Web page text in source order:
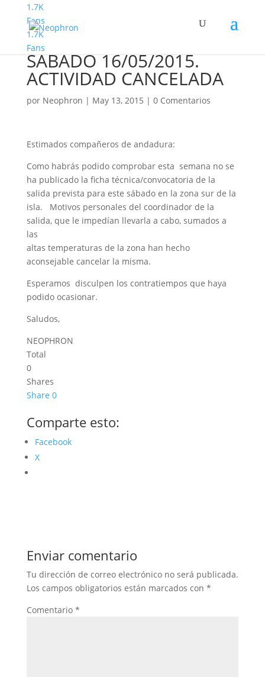
1.7K
Fans
1.7K
Fans
SENDERISMO BÁSICO:
SÁBADO 16/05/2015.
ACTIVIDAD CANCELADA
por Neophron | May 13, 2015 | 0 Comentarios
Estimados compañeros de andadura:
Como habrás podido comprobar esta semana no se
ha publicado la ficha técnica/convocatoria de la
salida prevista para este sábado en la zona sur de la
isla. Motivos personales del coordinador de la
salida, que le impedían llevarla a cabo, sumados a
las
altas temperaturas de la zona han hecho
aconsejable cancelar la misma.
Esperamos disculpen los contratiempos que haya
podido ocasionar.
Saludos,
NEOPHRON
Total
0
Shares
Share 0
Comparte esto:
Facebook
X
Enviar comentario
Tu dirección de correo electrónico no será publicada.
Los campos obligatorios están marcados con *
Comentario *